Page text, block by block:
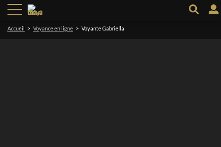
Accueil > Voyance en ligne > Voyante Gabriella